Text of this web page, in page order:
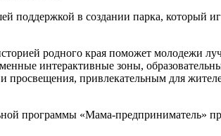
поддержкой в создании парка, который
родного края поможет молодежи
интерактивные зоны,
привлекательным для